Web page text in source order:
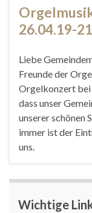
26.04.19-
Liebe
Freunde der
Orgelkonzert bei
dass unser
unserer schönen
immer ist der
uns.
Wichtige